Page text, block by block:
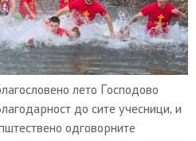
лето Господово
до сите учесници, и
одговорните